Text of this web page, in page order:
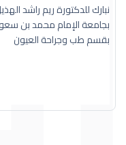
نبارك للدكتورة ريم راشد
بجامعة الإمام محمد بن
بقسم طب وجراحة العيون